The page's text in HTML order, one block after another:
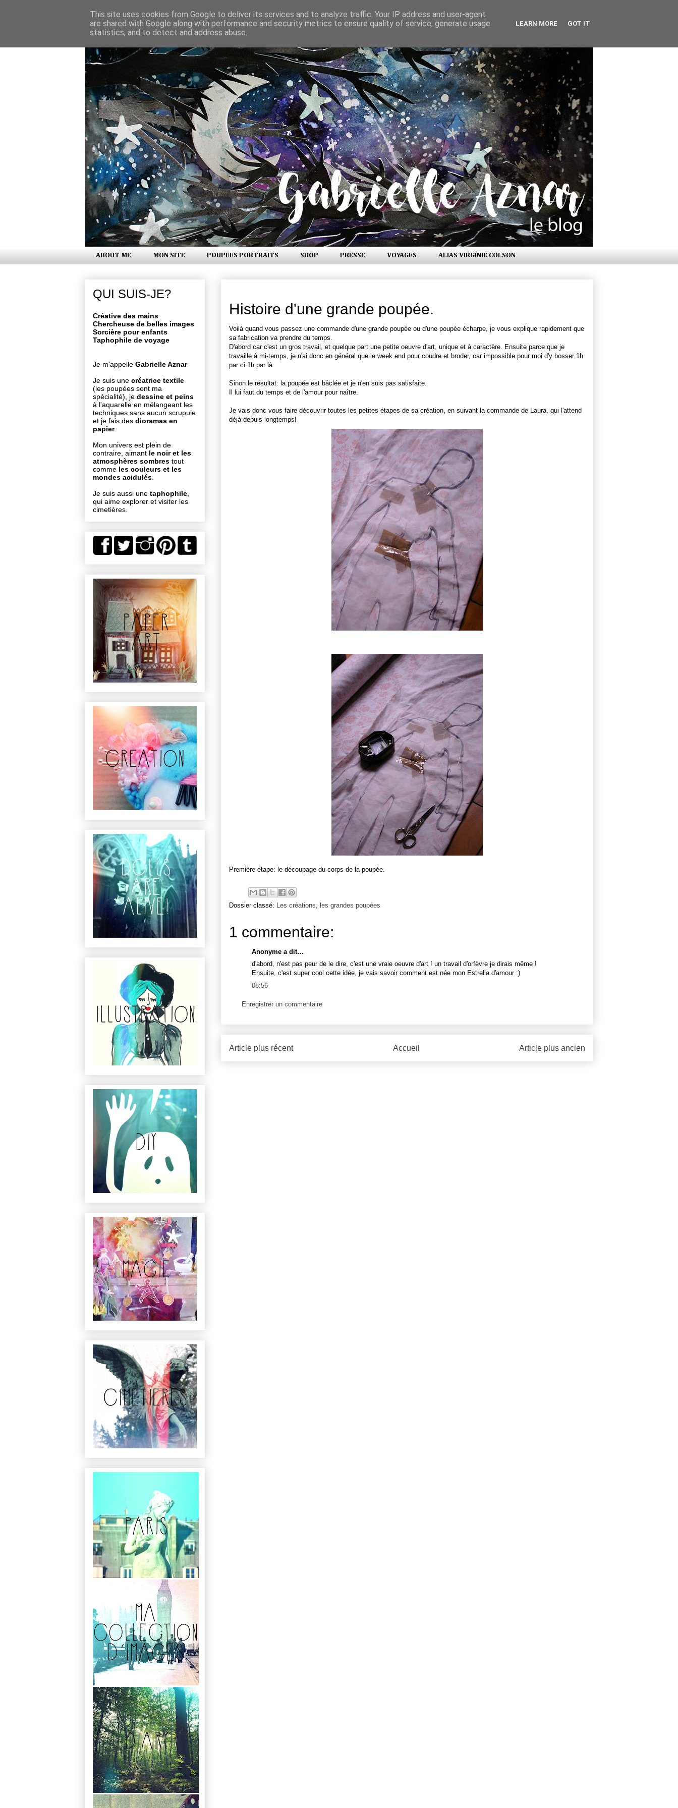
ABOUT ME MON SITE POUPEES PORTRAITS SHOP PRESSE VOYAGES ALIAS VIRGINIE COLSON
Histoire d'une grande poupée.
Voilà quand vous passez une commande d'une grande poupée ou d'une poupée écharpe, je vous explique rapidement que
sa fabrication va prendre du temps.
D'abord car c'est un gros travail, et quelque part une petite oeuvre d'art, unique et à caractère. Ensuite parce que je
travaille à mi-temps, je n'ai donc en général que le week end pour coudre et broder, car impossible pour moi d'y bosser 1h
par ci 1h par là.
Sinon le résultat: la poupée est bâclée et je n'en suis pas satisfaite.
Il lui faut du temps et de l'amour pour naître.
Je vais donc vous faire découvrir toutes les petites étapes de sa création, en suivant la commande de Laura, qui l'attend
déjà depuis longtemps!
Première étape: le découpage du corps de la poupée.
Dossier classé: Les créations les grandes poupées
1 commentaire:
Anonyme a dit…
d'abord, n'est pas peur de le dire, c'est une vraie oeuvre d'art ! un travail d'orfèvre je dirais même !
Ensuite, c'est super cool cette idée, je vais savoir comment est née mon Estrella d'amour :)
08:56
Enregistrer un commentaire
Article plus récent Article plus ancien
Accueil
QUI SUIS-JE?
Créative des mains
Chercheuse de belles images
Sorcière pour enfants
Taphophile de voyage
Je m'appelle Gabrielle Aznar
Je suis une créatrice textile
(les poupées sont ma
spécialité), je dessine et peins
à l'aquarelle en mélangeant les
techniques sans aucun scrupule
et je fais des dioramas en
papier.
Mon univers est plein de
contraire, aimant le noir et les
atmosphères sombres tout
comme les couleurs et les
mondes acidulés
Je suis aussi une taphophile
qui aime explorer et visiter les
cimetières.
This site uses cookies from Google to deliver its services and to analyze traffic. Your IP address and user-agent
are shared with Google along with performance and security metrics to ensure quality of service, generate usage
statistics, and to detect and address abuse.
LEARN MORE GOT IT